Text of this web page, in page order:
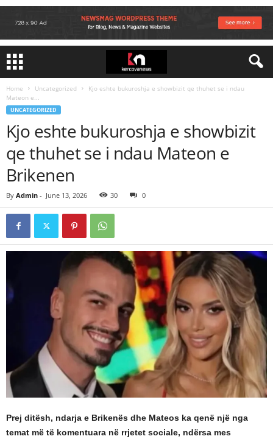
Home Uncategorized
Kjo eshte bukuroshja e showbizit qe thuhet se i ndau
Mateon e...
UNCATEGORIZED
Kjo eshte bukuroshja e showbizit
qe thuhet se i ndau Mateon e
Brikenen
By Admin - June 13, 2026 30 0
Prej ditësh, ndarja e Brikenës dhe Mateos ka qenë një nga
temat më të komentuara në rrjetet sociale, ndërsa mes